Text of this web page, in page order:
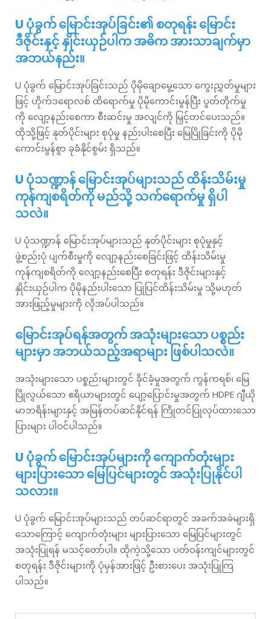
U ပုံခွက် မြောင်းအုပ်ခြင်း၏ စတုရန်း မြောင်း
ဒီဇိုင်းနှင့် နှိုင်းယှဉ်ပါက အဓိက အားသာချက်မှာ
အဘယ်နည်း။
U ပုံခွက် မြောင်းအုပ်ခြင်းသည် ပိုမိုချောမွေ့သော ကွေးညွှတ်မှုများ
ဖြင့် ဟိုက်ဒရောလစ် ထိရောက်မှု ပိုမိုကောင်းမွန်ပြီး ပွတ်တိုက်မှု
ကို လျော့နည်းစေကာ စီးဆင်းမှု အလျင်ကို မြှင့်တင်ပေးသည်။
ထိုသို့ဖြင့် နုတ်ပိုင်းများ စုပုံမှု နည်းပါးစေပြီး မြေပြိုခြင်းကို ပိုမို
ကောင်းမွန်စွာ ခုခံနိုင်စွမ်း ရှိသည်။
U ပုံသဏ္ဍာန် မြောင်းအုပ်များသည် ထိန်းသိမ်းမှု
ကုန်ကျစရိတ်ကို မည်သို့ သက်ရောက်မှု ရှိပါ
သလဲ။
U ပုံသဏ္ဍာန် မြောင်းအုပ်များသည် နုတ်ပိုင်းများ စုပုံမှုနှင့်
ဖွဲ့စည်းပုံ ပျက်စီးမှုကို လျော့နည်းစေခြင်းဖြင့် ထိန်းသိမ်းမှု
ကုန်ကျစရိတ်ကို လျော့နည်းစေပြီး စတုရန်း ဒီဇိုင်းများနှင့်
နှိုင်းယှဉ်ပါက ပိုမိုနည်းပါးသော ပြုပြင်ထိန်းသိမ်းမှု သို့မဟုတ်
အားဖြည့်မှုများကို လိုအပ်ပါသည်။
မြောင်းအုပ်ရန်အတွက် အသုံးများသော ပစ္စည်း
များမှာ အဘယ်သည့်အရာများ ဖြစ်ပါသလဲ။
အသုံးများသော ပစ္စည်းများတွင် ခိုင်ခံ့မှုအတွက် ကွန်ကရစ်၊ မြေ
ပြိုလွယ်သော ဧရိယာများတွင် ပျော့ပြောင်းမှုအတွက် HDPE ဂျီယို
မာဘရိန်းများနှင့် အမြန်တပ်ဆင်နိုင်ရန် ကြိုတင်ပြုလုပ်ထားသော
ပြားများ ပါဝင်ပါသည်။
U ပုံခွက် မြောင်းအုပ်များကို ကျောက်တုံးများ
များပြားသော မြေပြင်များတွင် အသုံးပြုနိုင်ပါ
သလား။
U ပုံခွက် မြောင်းအုပ်များသည် တပ်ဆင်ရာတွင် အခက်အခဲများရှိ
သောကြောင့် ကျောက်တုံးများ များပြားသော မြေပြင်များတွင်
အသုံးပြုရန် မသင့်တော်ပါ။ ထိုကဲ့သို့သော ပတ်ဝန်းကျင်များတွင်
စတုရန်း ဒီဇိုင်းများကို ပုံမှန်အားဖြင့် ဦးစားပေး အသုံးပြုကြ
ပါသည်။